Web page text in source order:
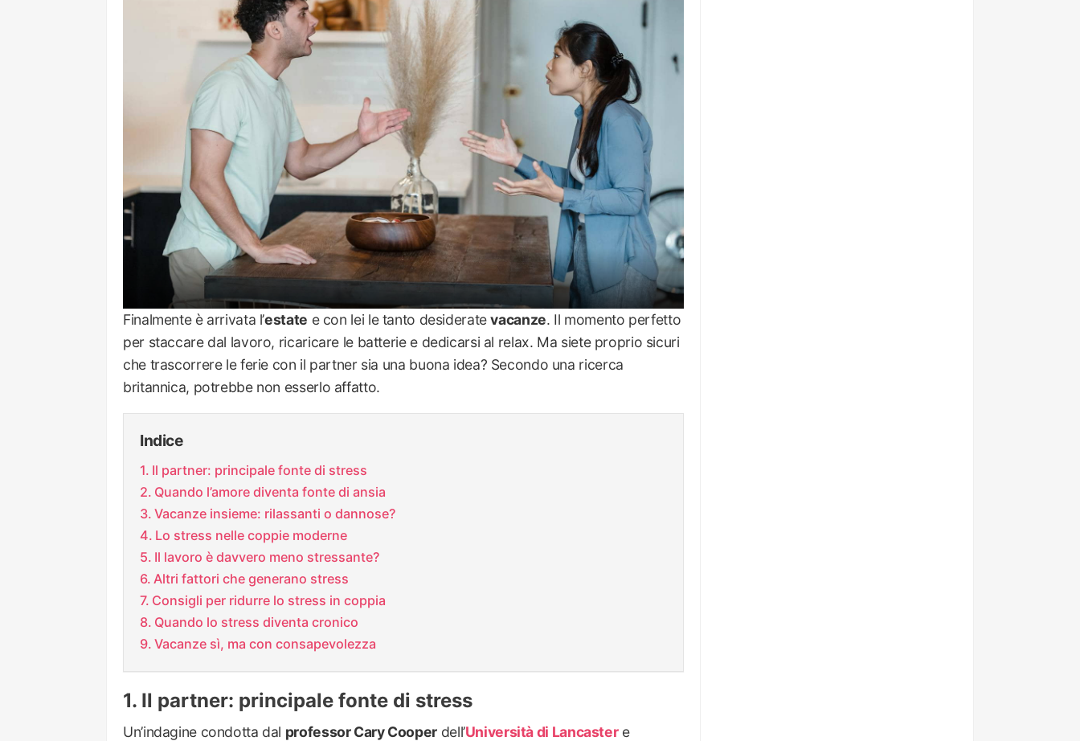
Finalmente è arrivata l’estate e con lei le tanto desideratevacanze. Il momento perfetto
per staccare dal lavoro, ricaricare le batterie e dedicarsi al relax. Ma siete proprio sicuri
che trascorrere le ferie con il partner sia una buona idea? Secondo una ricerca
britannica, potrebbe non esserlo affatto.
Indice
Il partner: principale fonte di stress
Quando l’amore diventa fonte di ansia
Vacanze insieme: rilassanti o dannose?
Lo stress nelle coppie moderne
Il lavoro è davvero meno stressante?
Altri fattori che generano stress
Consigli per ridurre lo stress in coppia
Quando lo stress diventa cronico
Vacanze sì, ma con consapevolezza
Il partner: principale fonte di stress
Un’indagine condotta dal professor Cary Cooper dell’Università di Lancastere